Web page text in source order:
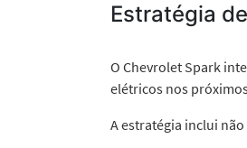
Estratégia
O Chevrolet Spark
elétricos nos
A estratégia inclui